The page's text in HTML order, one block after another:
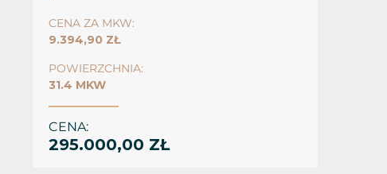
CENA ZA MKW:
9.394,90 ZŁ
POWIERZCHNIA:
31.4 MKW
CENA:
295.000,00 ZŁ